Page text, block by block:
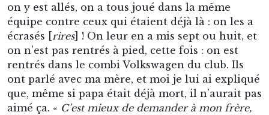
on y est allés, on a tous joué dans la même
équipe contre ceux qui étaient déjà là : on les a
écrasés [rires] ! On leur en a mis sept ou huit, et
on n’est pas rentrés à pied, cette fois : on est
rentrés dans le combi Volkswagen du club. Ils
ont parlé avec ma mère, et moi je lui ai expliqué
que, même si papa était déjà mort, il n’aurait pas
aimé ça. « C’est mieux de demander à mon frère,